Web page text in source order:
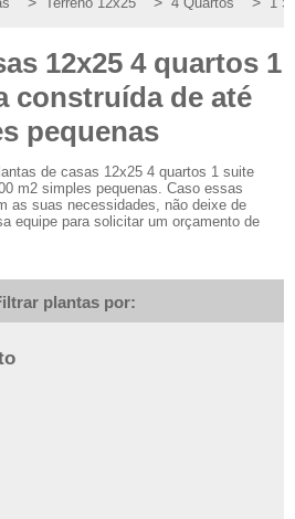
12x25 4 quartos 1
construída de até
pequenas
de casas 12x25 4 quartos 1 suite
m2 simples pequenas. Caso essas
as suas necessidades, não deixe de
equipe para solicitar um orçamento de
plantas por: